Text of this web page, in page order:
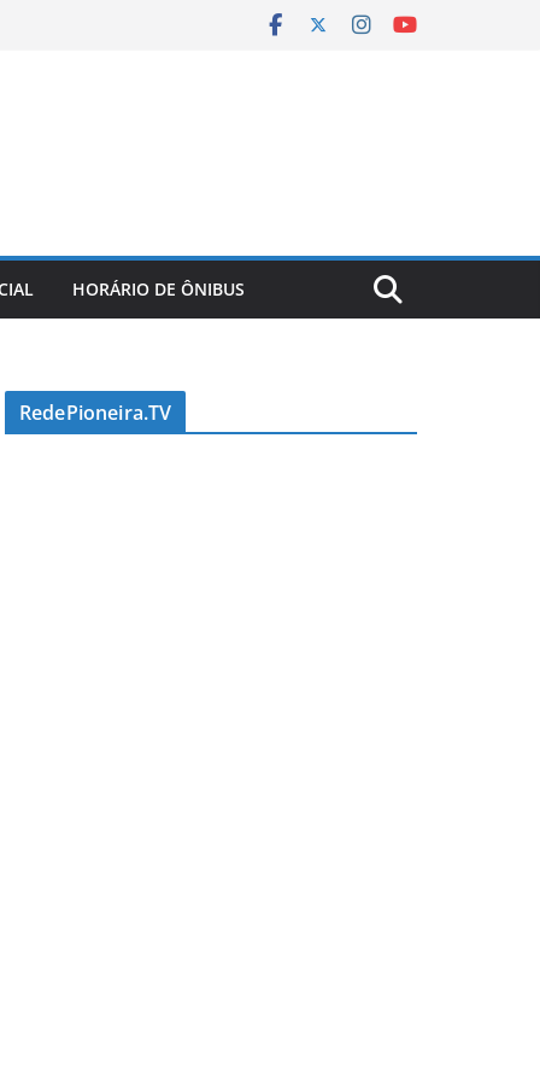
HORÁRIO DE ÔNIBUS
RedePioneira.TV